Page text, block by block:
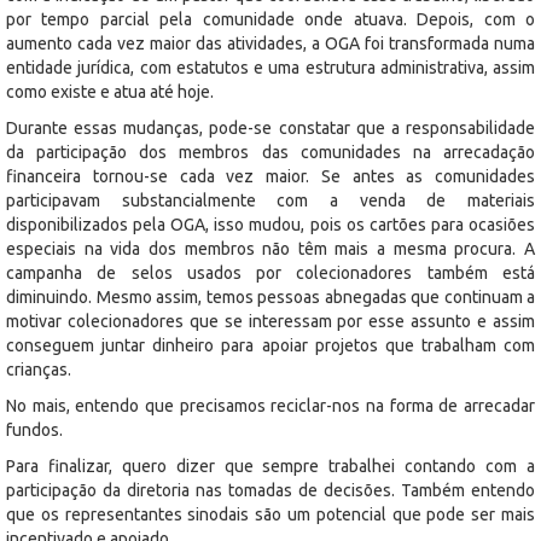
por tempo parcial pela comunidade onde atuava. Depois, com o
aumento cada vez maior das atividades, a OGA foi transformada numa
entidade jurídica, com estatutos e uma estrutura administrativa, assim
como existe e atua até hoje.
Durante essas mudanças, pode-se constatar que a responsabilidade
da participação dos membros das comunidades na arrecadação
financeira tornou-se cada vez maior. Se antes as comunidades
participavam substancialmente com a venda de materiais
disponibilizados pela OGA, isso mudou, pois os cartões para ocasiões
especiais na vida dos membros não têm mais a mesma procura. A
campanha de selos usados por colecionadores também está
diminuindo. Mesmo assim, temos pessoas abnegadas que continuam a
motivar colecionadores que se interessam por esse assunto e assim
conseguem juntar dinheiro para apoiar projetos que trabalham com
crianças.
No mais, entendo que precisamos reciclar-nos na forma de arrecadar
fundos.
Para finalizar, quero dizer que sempre trabalhei contando com a
participação da diretoria nas tomadas de decisões. Também entendo
que os representantes sinodais são um potencial que pode ser mais